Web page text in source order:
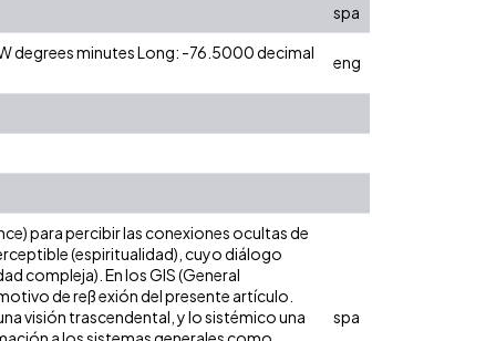
spa
degrees minutes Long: -76.5000 decimal
eng
para percibir las conexiones ocultas de
(espiritualidad), cuyo diálogo
compleja). En los GIS (General
de reß exión del presente artículo.
visión trascendental, y lo sistémico una
spa